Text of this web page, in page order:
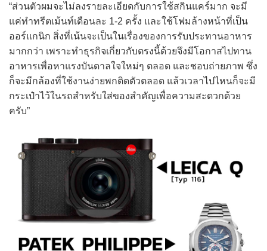
“ส่วนตัวผมจะไม่ลงรายละเอียดกับการใช้สกินแคร์มาก จะมี
แค่ทำทรีตเม้นท์เดือนละ 1-2 ครั้ง และใช้โฟมล้างหน้าที่เป็น
ออร์แกนิก สิ่งที่เน้นจะเป็นในเรื่องของการรับประทานอาหาร
มากกว่า เพราะทำธุรกิจเกี่ยวกับตรงนี้ด้วยจึงมีโอกาสไปทาน
อาหารเพื่อหาแรงบันดาลใจใหม่ๆ ตลอด และชอบถ่ายภาพ ซึ่ง
ก็จะมีกล้องที่ใช้งานง่ายพกติดตัวตลอด แล้วเวลาไปไหนก็จะมี
กระเป๋าไว้ในรถสำหรับใส่ของสำคัญเพื่อความสะดวกด้วย
ครับ”